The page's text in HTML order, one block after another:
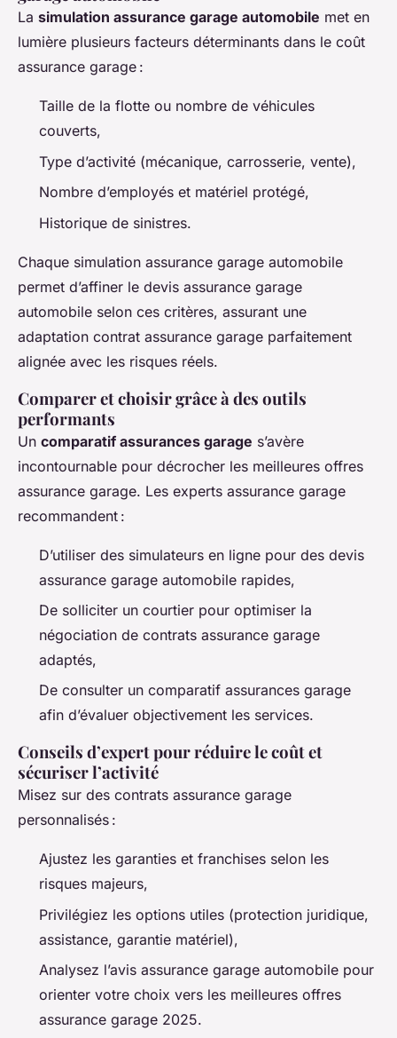
La simulation assurance garage automobile met en
lumière plusieurs facteurs déterminants dans le coût
assurance garage :
Taille de la flotte ou nombre de véhicules
couverts,
Type d’activité (mécanique, carrosserie, vente),
Nombre d’employés et matériel protégé,
Historique de sinistres.
Chaque simulation assurance garage automobile
permet d’affiner le devis assurance garage
automobile selon ces critères, assurant une
adaptation contrat assurance garage parfaitement
alignée avec les risques réels.
Comparer et choisir grâce à des outils
performants
Un comparatif assurances garage s’avère
incontournable pour décrocher les meilleures offres
assurance garage. Les experts assurance garage
recommandent :
D’utiliser des simulateurs en ligne pour des devis
assurance garage automobile rapides,
De solliciter un courtier pour optimiser la
négociation de contrats assurance garage
adaptés,
De consulter un comparatif assurances garage
afin d’évaluer objectivement les services.
Conseils d’expert pour réduire le coût et
sécuriser l’activité
Misez sur des contrats assurance garage
personnalisés :
Ajustez les garanties et franchises selon les
risques majeurs,
Privilégiez les options utiles (protection juridique,
assistance, garantie matériel),
Analysez l’avis assurance garage automobile pour
orienter votre choix vers les meilleures offres
assurance garage 2025.